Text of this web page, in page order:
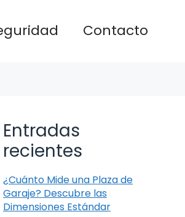
Contacto
Entradas
recientes
¿Cuánto Mide una Plaza de
Garaje? Descubre las
Dimensiones Estándar